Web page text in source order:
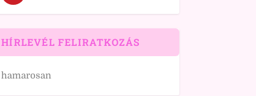
HÍRLEVÉL FELIRATKOZÁS
hamarosan